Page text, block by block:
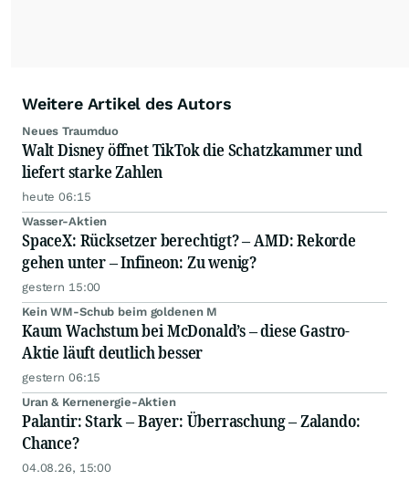
Weitere Artikel des Autors
Neues Traumduo
Walt Disney öffnet TikTok die Schatzkammer und
liefert starke Zahlen
heute 06:15
Wasser-Aktien
SpaceX: Rücksetzer berechtigt? – AMD: Rekorde
gehen unter – Infineon: Zu wenig?
gestern 15:00
Kein WM-Schub beim goldenen M
Kaum Wachstum bei McDonald’s – diese Gastro-
Aktie läuft deutlich besser
gestern 06:15
Uran & Kernenergie-Aktien
Palantir: Stark – Bayer: Überraschung – Zalando:
Chance?
04.08.26, 15:00